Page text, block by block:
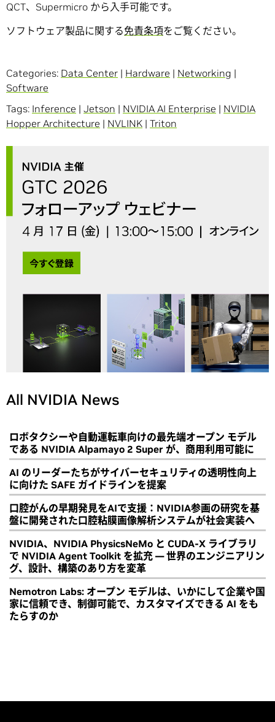
QCT、Supermicro から入手可能です。
ソフトウェア製品に関する免責条項をご覧ください。
Categories: Data Center | Hardware | Networking |
Software
Tags: Inference | Jetson | NVIDIA AI Enterprise | NVIDIA
Hopper Architecture | NVLINK | Triton
All NVIDIA News
ロボタクシーや自動運転車向けの最先端オープン モデル
である NVIDIA Alpamayo 2 Super が、商用利用可能に
AI のリーダーたちがサイバーセキュリティの透明性向上
に向けた SAFE ガイドラインを提案
口腔がんの早期発見をAIで支援：NVIDIA参画の研究を基
盤に開発された口腔粘膜画像解析システムが社会実装へ
NVIDIA、NVIDIA PhysicsNeMo と CUDA-X ライブラリ
で NVIDIA Agent Toolkit を拡充 ― 世界のエンジニアリン
グ、設計、構築のあり方を変革
Nemotron Labs: オープン モデルは、いかにして企業や国
家に信頼でき、制御可能で、カスタマイズできる AI をも
たらすのか